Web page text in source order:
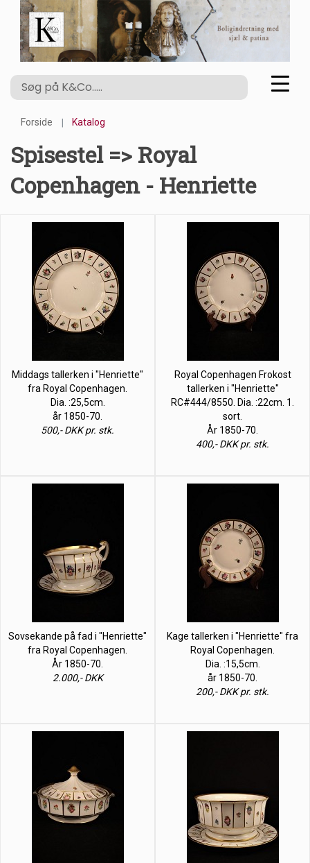
Forside Katalog
Spisestel => Royal
Copenhagen - Henriette
Middags tallerken i "Henriette"
fra Royal Copenhagen.
Dia. :25,5cm.
år 1850-70.
500,- DKK pr. stk.
Royal Copenhagen Frokost
tallerken i "Henriette"
RC#444/8550. Dia. :22cm. 1.
sort.
År 1850-70.
400,- DKK pr. stk.
Sovsekande på fad i "Henriette"
fra Royal Copenhagen.
År 1850-70.
2.000,- DKK
Kage tallerken i "Henriette" fra
Royal Copenhagen.
Dia. :15,5cm.
år 1850-70.
200,- DKK pr. stk.